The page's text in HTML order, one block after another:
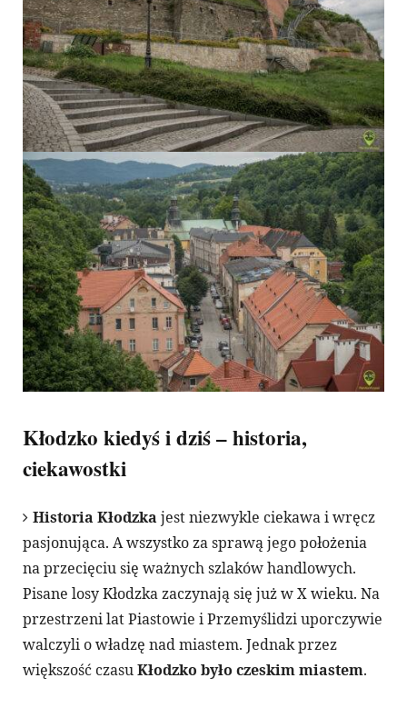
Kłodzko kiedyś i dziś – historia,
ciekawostki
Historia Kłodzka jest niezwykle ciekawa i wręcz
pasjonująca. A wszystko za sprawą jego położenia
na przecięciu się ważnych szlaków handlowych.
Pisane losy Kłodzka zaczynają się już w X wieku. Na
przestrzeni lat Piastowie i Przemyślidzi uporczywie
walczyli o władzę nad miastem. Jednak przez
większość czasuKłodzko było czeskim miastem.